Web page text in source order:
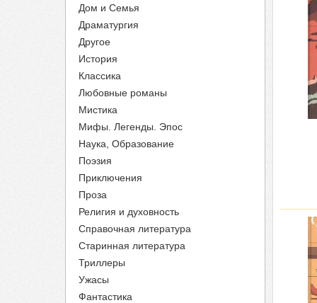
Дом и Семья
Драматургия
Другое
История
Классика
Любовные романы
Мистика
Мифы. Легенды. Эпос
Наука, Образование
Поэзия
Приключения
Проза
Религия и духовность
Справочная литература
Старинная литература
Триллеры
Ужасы
Фантастика